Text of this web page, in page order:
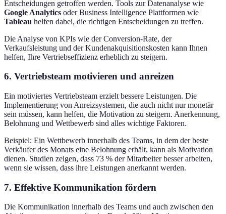
Entscheidungen getroffen werden. Tools zur Datenanalyse wie
Google Analytics oder Business Intelligence Plattformen wie
Tableau helfen dabei, die richtigen Entscheidungen zu treffen.
Die Analyse von KPIs wie der Conversion-Rate, der
Verkaufsleistung und der Kundenakquisitionskosten kann Ihnen
helfen, Ihre Vertriebseffizienz erheblich zu steigern.
6. Vertriebsteam motivieren und anreizen
Ein motiviertes Vertriebsteam erzielt bessere Leistungen. Die
Implementierung von Anreizsystemen, die auch nicht nur monetär
sein müssen, kann helfen, die Motivation zu steigern. Anerkennung,
Belohnung und Wettbewerb sind alles wichtige Faktoren.
Beispiel: Ein Wettbewerb innerhalb des Teams, in dem der beste
Verkäufer des Monats eine Belohnung erhält, kann als Motivation
dienen. Studien zeigen, dass 73 % der Mitarbeiter besser arbeiten,
wenn sie wissen, dass ihre Leistungen anerkannt werden.
7. Effektive Kommunikation fördern
Die Kommunikation innerhalb des Teams und auch zwischen den